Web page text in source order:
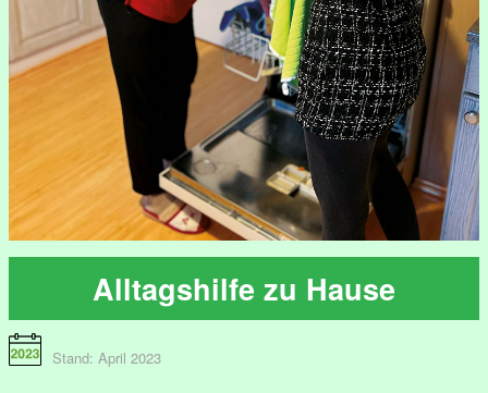
Alltagshilfe zu Hause
Stand: April 2023